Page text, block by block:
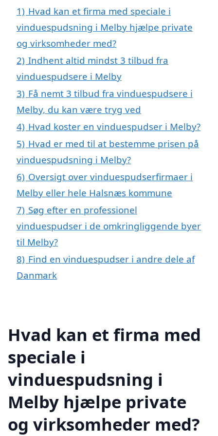
1) Hvad kan et firma med speciale i
vinduespudsning i Melby hjælpe private
og virksomheder med?
2) Indhent altid mindst 3 tilbud fra
vinduespudsere i Melby
3) Få nemt 3 tilbud fra vinduespudsere i
Melby, du kan være tryg ved
4) Hvad koster en vinduespudser i Melby?
5) Hvad er med til at bestemme prisen på
vinduespudsning i Melby?
6) Oversigt over vinduespudserfirmaer i
Melby eller hele Halsnæs kommune
7) Søg efter en professionel
vinduespudser i de omkringliggende byer
til Melby?
8) Find en vinduespudser i andre dele af
Danmark
Hvad kan et firma med
speciale i
vinduespudsning i
Melby hjælpe private
og virksomheder med?